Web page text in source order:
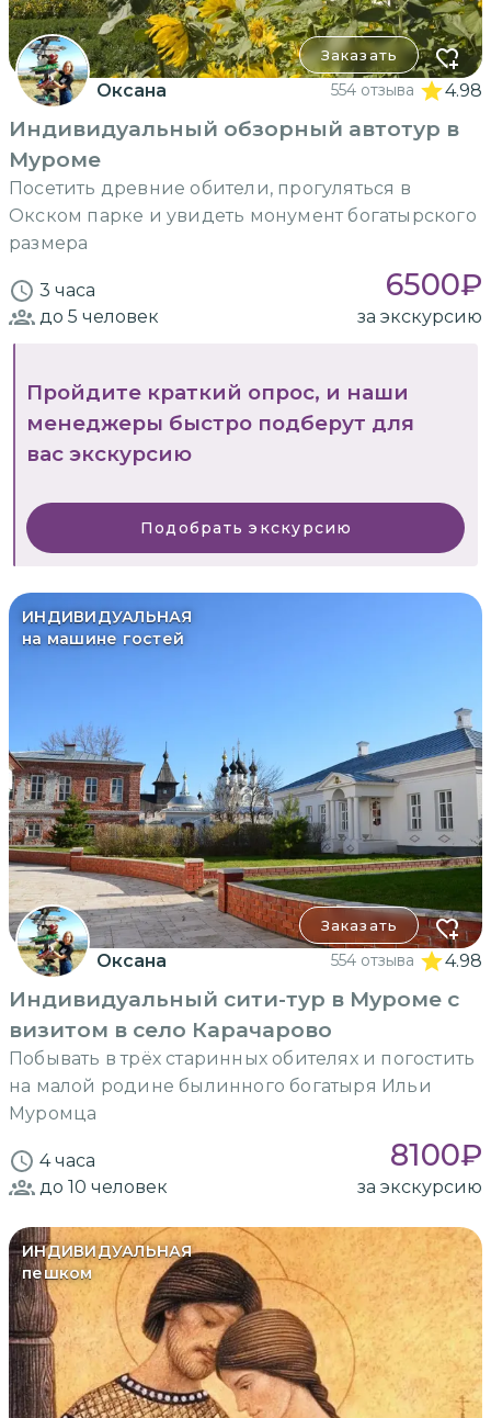
Заказать
Оксана 554 отзыва 4.98
Индивидуальный обзорный автотур в
Муроме
Посетить древние обители, прогуляться в
Окском парке и увидеть монумент богатырского
размера
3 часа 6500₽
до 5 человек за экскурсию
Пройдите краткий опрос, и наши
менеджеры быстро подберут для
вас экскурсию
Подобрать экскурсию
ИНДИВИДУАЛЬНАЯ
на машине гостей
Заказать
Оксана 554 отзыва 4.98
Индивидуальный сити-тур в Муроме с
визитом в село Карачарово
Побывать в трёх старинных обителях и погостить
на малой родине былинного богатыря Ильи
Муромца
4 часа 8100₽
до 10 человек за экскурсию
ИНДИВИДУАЛЬНАЯ
пешком